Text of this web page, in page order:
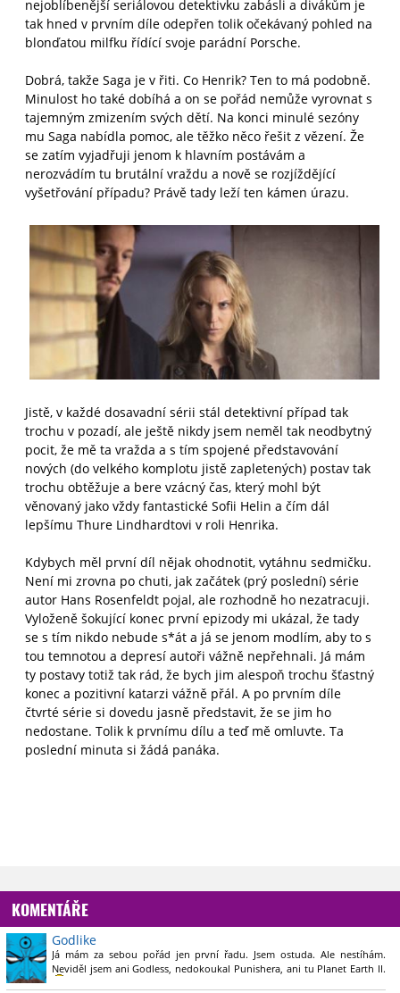
nejoblíbenější seriálovou detektivku zabásli a divákům je
tak hned v prvním díle odepřen tolik očekávaný pohled na
blonďatou milfku řídící svoje parádní Porsche.
Dobrá, takže Saga je v řiti. Co Henrik? Ten to má podobně.
Minulost ho také dobíhá a on se pořád nemůže vyrovnat s
tajemným zmizením svých dětí. Na konci minulé sezóny
mu Saga nabídla pomoc, ale těžko něco řešit z vězení. Že
se zatím vyjadřuji jenom k hlavním postávám a
nerozvádím tu brutální vraždu a nově se rozjíždějící
vyšetřování případu? Právě tady leží ten kámen úrazu.
Jistě, v každé dosavadní sérii stál detektivní případ tak
trochu v pozadí, ale ještě nikdy jsem neměl tak neodbytný
pocit, že mě ta vražda a s tím spojené představování
nových (do velkého komplotu jistě zapletených) postav tak
trochu obtěžuje a bere vzácný čas, který mohl být
věnovaný jako vždy fantastické Sofii Helin a čím dál
lepšímu Thure Lindhardtovi v roli Henrika.
Kdybych měl první díl nějak ohodnotit, vytáhnu sedmičku.
Není mi zrovna po chuti, jak začátek (prý poslední) série
autor Hans Rosenfeldt pojal, ale rozhodně ho nezatracuji.
Vyloženě šokující konec první epizody mi ukázal, že tady
se s tím nikdo nebude s*át a já se jenom modlím, aby to s
tou temnotou a depresí autoři vážně nepřehnali. Já mám
ty postavy totiž tak rád, že bych jim alespoň trochu šťastný
konec a pozitivní katarzi vážně přál. A po prvním díle
čtvrté série si dovedu jasně představit, že se jim ho
nedostane. Tolik k prvnímu dílu a teď mě omluvte. Ta
poslední minuta si žádá panáka.
KOMENTÁŘE
Godlike
Já mám za sebou pořád jen první řadu. Jsem ostuda. Ale nestíhám.
Neviděl jsem ani Godless, nedokoukal Punishera, ani tu Planet Earth II.